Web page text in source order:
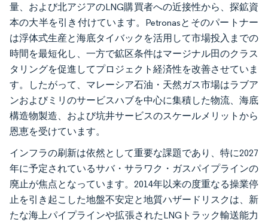
量、および北アジアのLNG購買者への近接性から、探鉱資
本の大半を引き付けています。Petronasとそのパートナー
は浮体式生産と海底タイバックを活用して市場投入までの
時間を最短化し、一方で鉱区条件はマージナル田のクラス
タリングを促進してプロジェクト経済性を改善させていま
す。したがって、マレーシア石油・天然ガス市場はラブア
ンおよびミリのサービスハブを中心に集積した物流、海底
構造物製造、および坑井サービスのスケールメリットから
恩恵を受けています。
インフラの刷新は依然として重要な課題であり、特に2027
年に予定されているサバ・サラワク・ガスパイプラインの
廃止が焦点となっています。2014年以来の度重なる操業停
止を引き起こした地盤不安定と地質ハザードリスクは、新
たな海上パイプラインや拡張されたLNGトラック輸送能力